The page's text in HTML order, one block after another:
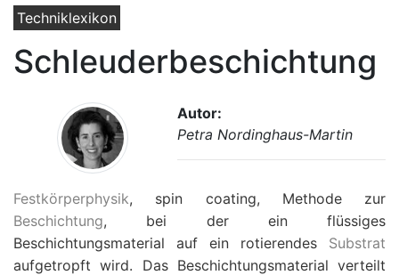
Techniklexikon
Schleuderbeschichtung
Autor:
Petra Nordinghaus-Martin
Festkörperphysik, spin coating, Methode zur
Beschichtung, bei der ein flüssiges
Beschichtungsmaterial auf ein rotierendes Substrat
aufgetropft wird. Das Beschichtungsmaterial verteilt